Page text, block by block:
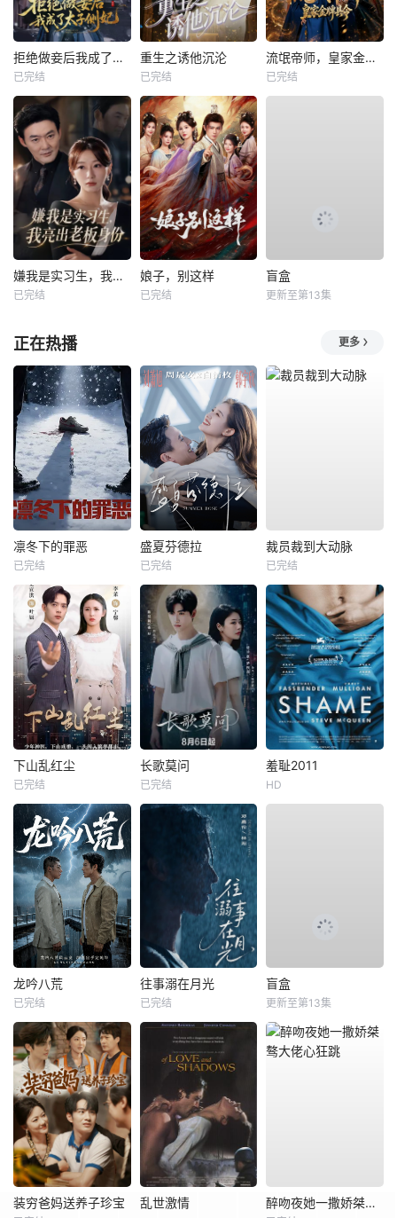
拒绝做妾后我成了太子侧妃
已完结
重生之诱他沉沦
已完结
流氓帝师，皇家金牌县令
已完结
嫌我是实习生，我亮出老板身份
已完结
娘子，别这样
已完结
盲盒
更新至第13集
正在热播 更多
凛冬下的罪恶
已完结
盛夏芬德拉
已完结
裁员裁到大动脉
已完结
下山乱红尘
已完结
长歌莫问
已完结
羞耻2011
HD
龙吟八荒
已完结
往事溺在月光
已完结
盲盒
更新至第13集
装穷爸妈送养子珍宝 乱世激情 醉吻夜她一撒娇桀骜大佬心狂跳